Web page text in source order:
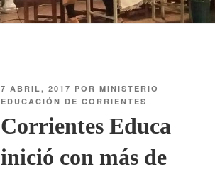
7 ABRIL, 2017 PORMINISTERIO
EDUCACIÓN DE CORRIENTES
Corrientes Educa
inició con más de